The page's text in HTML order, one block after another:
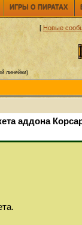
ИГРЫ О ПИРАТАХ
[ Новые
линейки)
аддона